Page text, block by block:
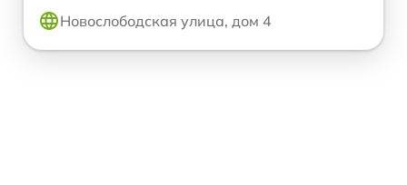
Новослободская улица, дом 4